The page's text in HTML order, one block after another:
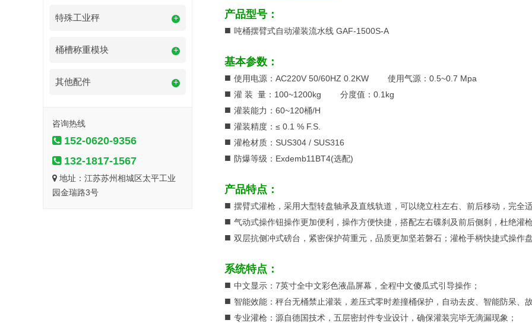
特殊工业秤 +
桶槽称重模块 +
其他配件 +
咨询热线
152-0620-9356
132-1817-1567
地址：江苏苏州相城区太平工业
园金瑞路3号
产品型号：
■ 吨桶摆臂式自动灌装流水线 GAF-1500S-A
基本参数：
■ 使用电源：AC220V 50/60HZ 0.2KW 使用气源：0.5~0.7 Mpa
■ 灌 装 量：100~1200kg 分度值：0.1kg
■ 灌装能力：60~120桶/H
■ 灌装精度：≤ 0.1 % F.S.
■ 灌枪材质：SUS304 / SUS316
■ 防爆等级：Exdemb11BT4(选配)
产品特点：
■ 摆臂式灌枪，采用大型转盘轴承及直线轨道，可以绕立柱左右、前后移动，完全
■ 气动式操作钮操作更加便利，操作方便快捷，搭配左右碟刹及前后侧刹，杜绝灌
■ 双层抗侧冲式磅台，紧密保护荷重元，品质更加坚若磐石；灌枪手柄快捷式操作
系统特点：
■ 中文显示：7英寸全中文彩色液晶屏幕，全程中文傻瓜式引导操作；
■ 智能效能：秤台无桶禁止灌装，差压式零时差撞桶保护，自动去皮、智能防呆、
■ 专业灌枪：源自德国技术，五层密封件专业设计，确保灌装完毕无滴漏现象；